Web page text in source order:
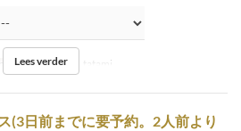
Inside tatami
Lees verder
(3日前までに要予約。2人前より